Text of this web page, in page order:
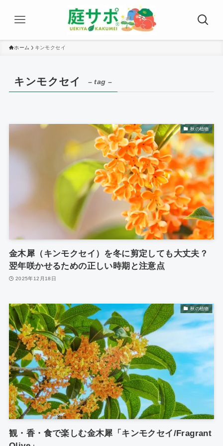
ホーム キンモクセイ
キンモクセイ – tag –
秋の植物
金木犀（キンモクセイ）を冬に剪定しても大丈夫？
翌年咲かせるための正しい時期と注意点
2025年12月18日
秋の植物
観・香・食で楽しむ金木犀「キンモクセイ/Fragrant